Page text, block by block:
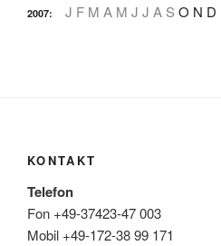
2007: J F M A M J J A S O N D
KONTAKT
Telefon
Fon +49-37423-47 003
Mobil +49-172-38 99 171